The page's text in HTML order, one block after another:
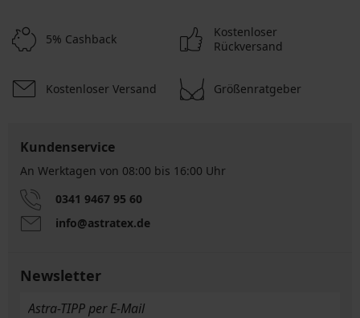
5% Cashback
Kostenloser
Rückversand
Kostenloser Versand Größenratgeber
Kundenservice
An Werktagen von 08:00 bis 16:00 Uhr
0341 9467 95 60
info@astratex.de
Newsletter